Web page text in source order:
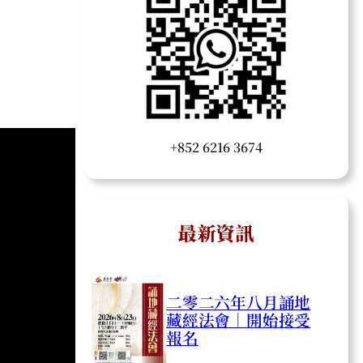
+852 6216 3674
最新資訊
二零二六年八月誦地
藏經法會｜開始接受
報名